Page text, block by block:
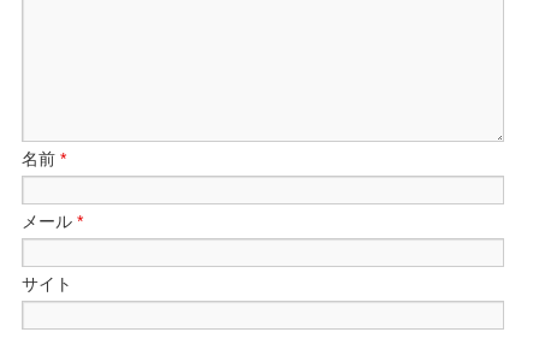
名前*
メール*
サイト